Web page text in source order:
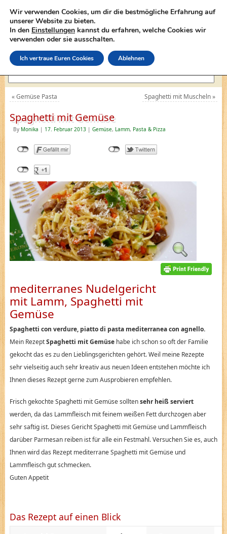
lasagne-rezepte.net
«Gemüse Pasta Spaghetti mit Muscheln»
Spaghetti mit Gemüse
By Monika | 17. Februar 2013 | Gemüse, Lamm, Pasta & Pizza
mediterranes Nudelgericht
mit Lamm, Spaghetti mit
Gemüse
Spaghetti con verdure, piatto di pasta mediterranea con agnello.
Mein RezeptSpaghetti mit Gemüsehabe ich schon so oft der Familie
gekocht das es zu den Lieblingsgerichten gehört. Weil meine Rezepte
sehr vielseitig auch sehr kreativ aus neuen Ideen entstehen möchte ich
Ihnen dieses Rezept gerne zum Ausprobieren empfehlen.
Frisch gekochte Spaghetti mit Gemüse solltensehr heiß serviert
werden, da das Lammfleisch mit feinem weißen Fett durchzogen aber
sehr saftig ist. Dieses Gericht Spaghetti mit Gemüse und Lammfleisch
darüber Parmesan reiben ist für alle ein Festmahl. Versuchen Sie es, auch
Ihnen wird das Rezept mediterrane Spaghetti mit Gemüse und
Lammfleisch gut schmecken.
Guten Appetit
Das Rezept auf einen Blick
Wir verwenden Cookies, um dir die bestmögliche Erfahrung auf
unserer Website zu bieten.
In den Einstellungen kannst du erfahren, welche Cookies wir
verwenden oder sie ausschalten.
Ich vertraue Euren Cookies Ablehnen